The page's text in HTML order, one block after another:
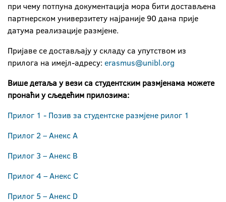
при чему потпуна документација мора бити достављена
партнерском универзитету најраније 90 дана прије
датума реализације размјене.
Пријаве се достављају у складу са упутством из
прилога на имејл-адресу: erasmus@unibl.org
Више детаља у вези са студентским размјенама можете
пронаћи у сљедећим прилозима:
Прилог 1 - Позив за студентске размјене рилог 1
Прилог 2 – Анекс А
Прилог 3 – Анекс В
Прилог 4 – Анекс С
Прилог 5 – Анекс D